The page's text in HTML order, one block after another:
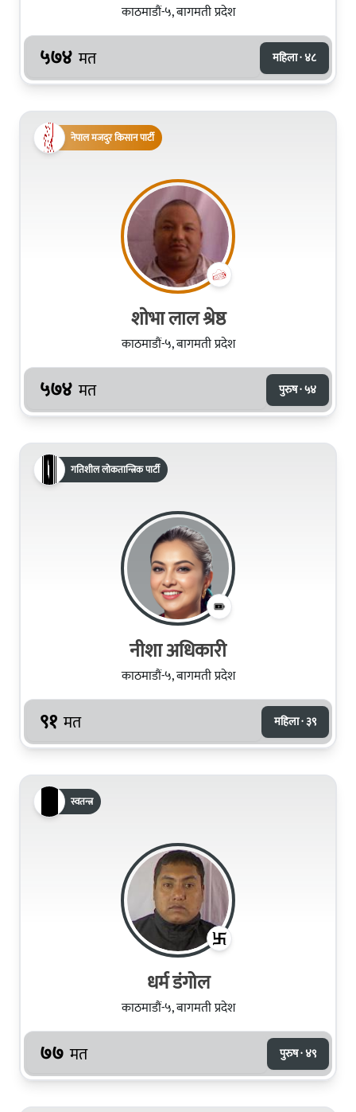
काठमाडौं-५, बागमती प्रदेश
५७४ मत महिला · ४८
नेपाल मजदुर किसान पार्टी
शाेभा लाल श्रेष्ठ
काठमाडौं-५, बागमती प्रदेश
५७४ मत पुरुष · ५४
गतिशील लोकतान्त्रिक पार्टी
नीशा अधिकारी
काठमाडौं-५, बागमती प्रदेश
९१ मत महिला · ३९
स्वतन्त्र
धर्म डंगोल
काठमाडौं-५, बागमती प्रदेश
७७ मत पुरुष · ४९